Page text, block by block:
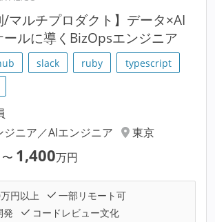
/マルチプロダクト】データ×AI
ルに導くBizOpsエンジニア
slack ruby
typescript
ニア／AIエンジニア
東京
〜 1,400万円
円以上
一部リモート可
発
コードレビュー文化